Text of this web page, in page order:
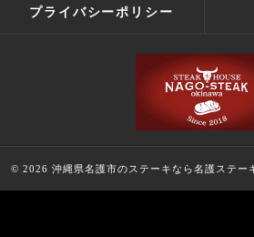
プライバシーポリシー
© 2026 沖縄県名護市のステーキなら名護ステー